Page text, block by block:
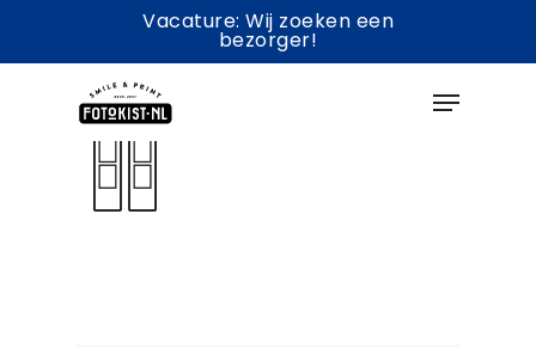
Vacature: Wij zoeken een
bezorger!
Menu